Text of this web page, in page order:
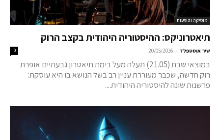
מוסיקה והופעות
תיאטרוניקס: ההיסטוריה היהודית בקצב הרוק
שיר אוסטפלד -
20/05/2016
0
במוצאי שבת (21.05) תעלה מעל בימת תיאטרון גבעתיים אופרת
רוק חדשה, שכבר מעוררת עניין רב בשל הנושא בו היא עוסקת:
פרשנות שונה להיסטוריה היהודית....